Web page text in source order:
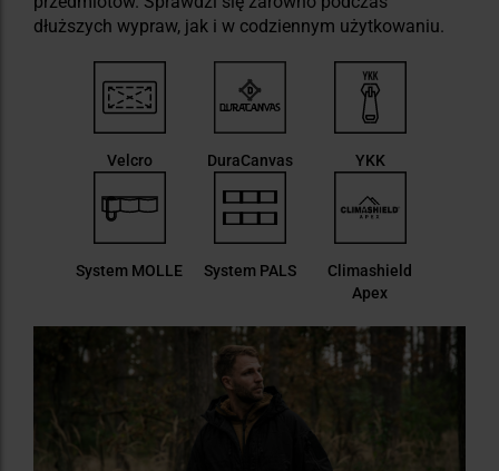
dłuższych wypraw, jak i w codziennym użytkowaniu.
Velcro DuraCanvas YKK
System MOLLE System PALS
Climashield
Apex